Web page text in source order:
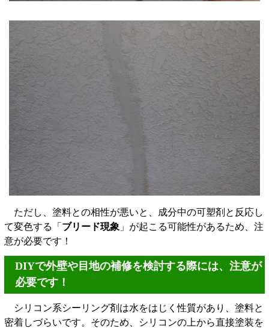
ただし、塗料との相性が悪いと、成分中の可塑剤と反応し
て変色する「 ブリード現象 」が起こる可能性があるため、注
意が必要です！
DIYで外壁や目地の補修を検討する際には、注意が
必要です！
シリコン系シーリング剤は水をはじく性質があり、塗料と
密着しづらいです。そのため、シリコンの上から直接塗装を